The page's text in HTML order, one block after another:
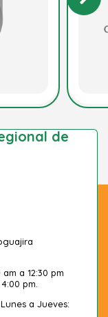
de
a 12:30 pm
pm.
a Jueves: